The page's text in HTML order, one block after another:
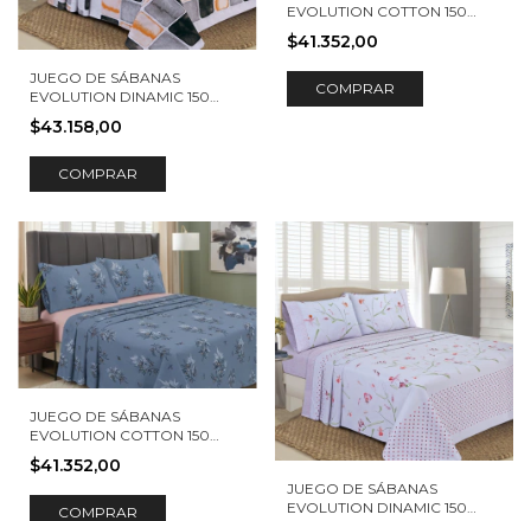
JUEGO DE SÁBANAS
EVOLUTION DINAMIC 150
HILOS TORINO
$43.158,00
COMPRAR
EVOLUTION COTTON 150
HILOS EMA
$41.352,00
COMPRAR
JUEGO DE SÁBANAS
EVOLUTION COTTON 150
HILOS CALIA
$41.352,00
COMPRAR
JUEGO DE SÁBANAS
EVOLUTION DINAMIC 150